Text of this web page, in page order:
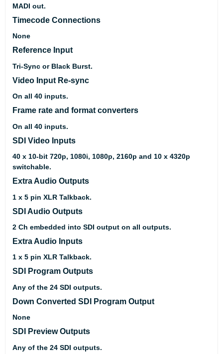
MADI out.
Timecode Connections
None
Reference Input
Tri-Sync or Black Burst.
Video Input Re-sync
On all 40 inputs.
Frame rate and format converters
On all 40 inputs.
SDI Video Inputs
40 x 10-bit 720p, 1080i, 1080p, 2160p and 10 x 4320p
switchable.
Extra Audio Outputs
1 x 5 pin XLR Talkback.
SDI Audio Outputs
2 Ch embedded into SDI output on all outputs.
Extra Audio Inputs
1 x 5 pin XLR Talkback.
SDI Program Outputs
Any of the 24 SDI outputs.
Down Converted SDI Program Output
None
SDI Preview Outputs
Any of the 24 SDI outputs.